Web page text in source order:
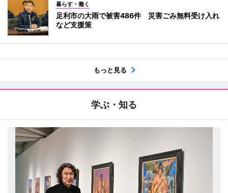
暮らす・働く
足利市の大雨で被害486件 災害ごみ無料受け入れ
など支援策
もっと見る
学ぶ・知る